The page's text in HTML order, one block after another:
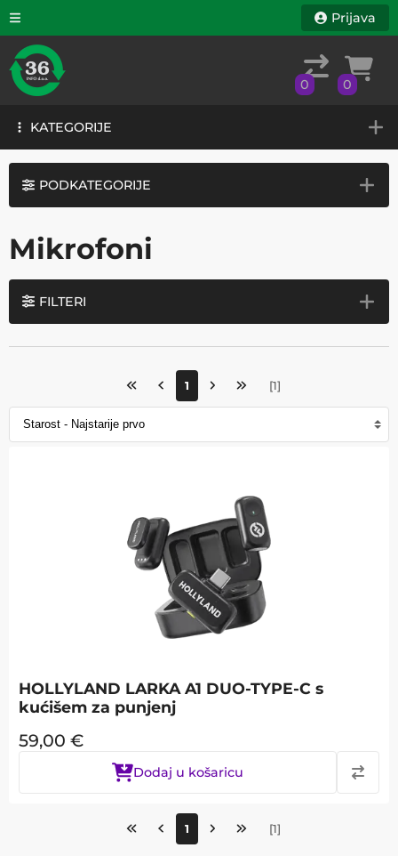
KATEGORIJE
Prijava
0 0
KATEGORIJE
PODKATEGORIJE
Mikrofoni
FILTERI
1 [1]
HOLLYLAND LARKA A1 DUO-TYPE-C s
kućišem za punjenj
59,00 €
Dodaj u košaricu
1 [1]